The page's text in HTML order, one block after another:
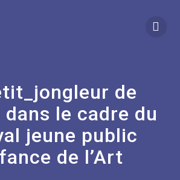
de
le cadre du
jeune public
de l’Art